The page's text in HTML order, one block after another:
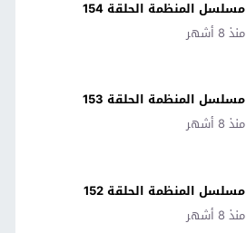
مسلسل المنظمة الحلقة 154
منذ 8 أشهر
مسلسل المنظمة الحلقة 153
منذ 8 أشهر
مسلسل المنظمة الحلقة 152
منذ 8 أشهر